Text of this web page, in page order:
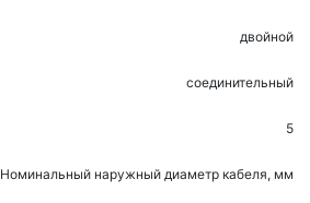
двойной
соединительный
5
Номинальный наружный диаметр кабеля, мм